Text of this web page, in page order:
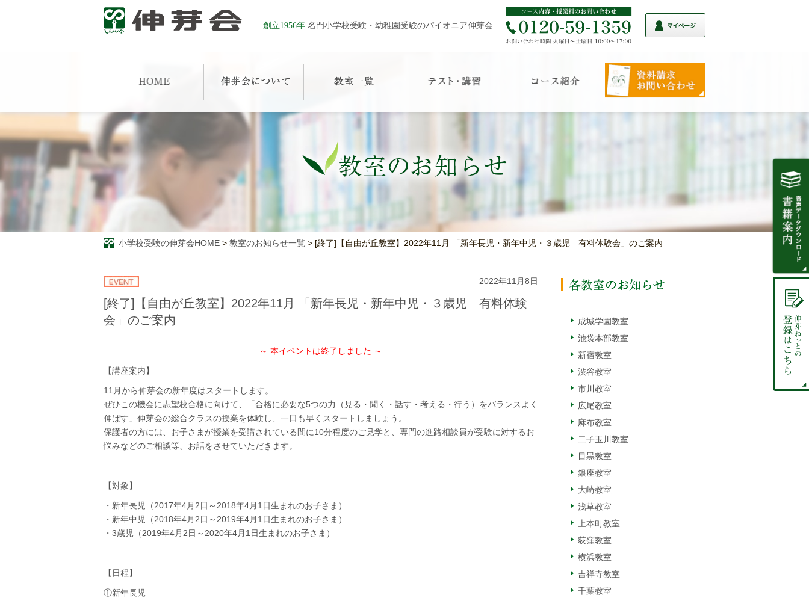
創立1956年 名門小学校受験・幼稚園受験のパイオニア伸芽会
小学校受験の伸芽会HOME > 教室のお知らせ一覧 > [終了]【自由が丘教室】2022年11月 「新年長児・新年中児・３歳児 有料体験会」のご案内
2022年11月8日
[終了]【自由が丘教室】2022年11月 「新年長児・新年中児・３歳児 有料体験
会」のご案内
～ 本イベントは終了しました ～
【講座案内】
11月から伸芽会の新年度はスタートします。
ぜひこの機会に志望校合格に向けて、「合格に必要な5つの力（見る・聞く・話す・考える・行う）をバランスよく
伸ばす」伸芽会の総合クラスの授業を体験し、一日も早くスタートしましょう。
保護者の方には、お子さまが授業を受講されている間に10分程度のご見学と、専門の進路相談員が受験に対するお
悩みなどのご相談等、お話をさせていただきます。
【対象】
・新年長児（2017年4月2日～2018年4月1日生まれのお子さま）
・新年中児（2018年4月2日～2019年4月1日生まれのお子さま）
・3歳児（2019年4月2日～2020年4月1日生まれのお子さま）
【日程】
①新年長児
成城学園教室
池袋本部教室
新宿教室
渋谷教室
市川教室
広尾教室
麻布教室
二子玉川教室
目黒教室
銀座教室
大崎教室
浅草教室
上本町教室
荻窪教室
横浜教室
吉祥寺教室
千葉教室